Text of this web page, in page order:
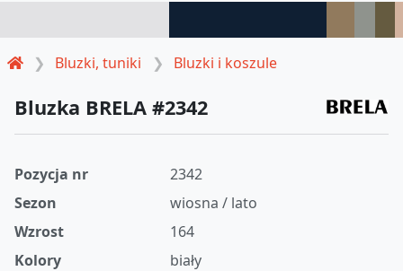
Bluzki, tuniki Bluzki i koszule
Bluzka BRELA #2342
Pozycja nr
2342
Sezon
wiosna / lato
Wzrost
164
Kolory
biały